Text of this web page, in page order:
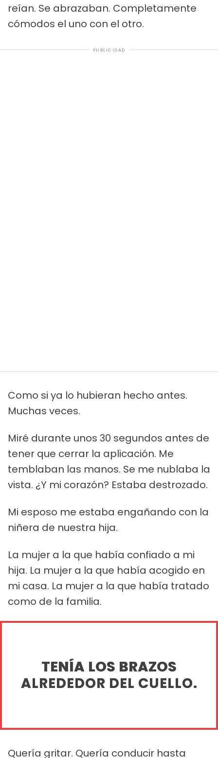
reían. Se abrazaban. Completamente
cómodos el uno con el otro.
PUBLICIDAD
Como si ya lo hubieran hecho antes.
Muchas veces.
Miré durante unos 30 segundos antes de
tener que cerrar la aplicación. Me
temblaban las manos. Se me nublaba la
vista. ¿Y mi corazón? Estaba destrozado.
Mi esposo me estaba engañando con la
niñera de nuestra hija.
La mujer a la que había confiado a mi
hija. La mujer a la que había acogido en
mi casa. La mujer a la que había tratado
como de la familia.
TENÍA LOS BRAZOS
ALREDEDOR DEL CUELLO.
Quería gritar. Quería conducir hasta